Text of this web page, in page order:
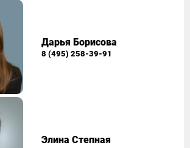
Дарья Борисова
8 (495) 258-39-91
Элина Степная